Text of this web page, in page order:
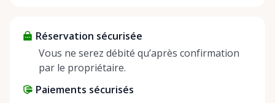
helping people enjoy more for less while making a
positive impact on the environment. By choosing to
share instead of buy, we’re all doing our part to
Réservation sécurisée
Vous ne serez débité qu’après confirmation
par le propriétaire.
Paiements sécurisés